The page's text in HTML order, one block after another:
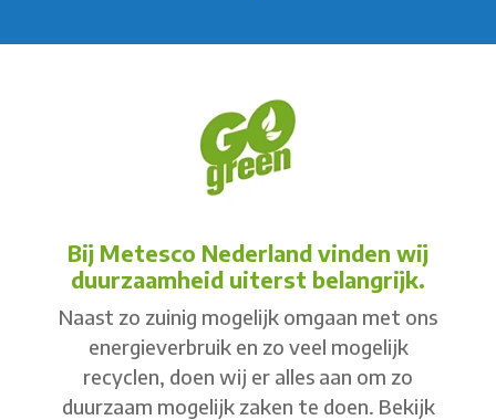
Bij Metesco Nederland vinden wij
duurzaamheid uiterst belangrijk.
Naast zo zuinig mogelijk omgaan met ons
energieverbruik en zo veel mogelijk
recyclen, doen wij er alles aan om zo
duurzaam mogelijk zaken te doen. Bekijk